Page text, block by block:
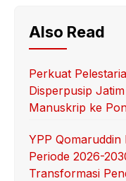
Also Read
Perkuat
Disperpusip
Manuskrip ke
YPP
Periode 2026-
Transformasi